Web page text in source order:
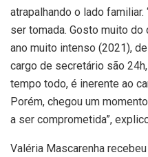
atrapalhando o lado
ser tomada. Gosto muito do
ano muito intenso (2021),
cargo de secretário são
tempo todo, é inerente ao
Porém, chegou um
a ser comprometida”,
Valéria Mascarenha